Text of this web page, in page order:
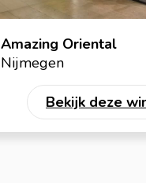
Amazing Oriental
Nijmegen
Bekijk deze